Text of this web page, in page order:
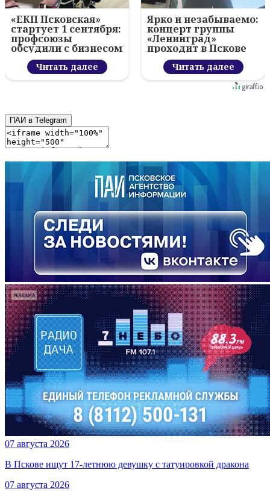
«ЕКП Псковская»
стартует 1 сентября:
профсоюзы
обсудили с бизнесом
новый цифровой
проектЧитать далее
Ярко и незабываемо:
концерт группы
«Ленинград»
проходит в Пскове
Читать далее
ПАИ в Telegram
07 августа 2026
В Пскове ищут 17‑летнюю девушку с татуировкой дракона
07 августа 2026